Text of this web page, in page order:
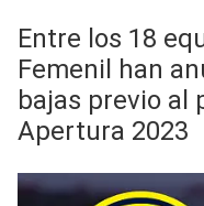
Entre los 18
Femenil han
bajas previo al
Apertura 2023